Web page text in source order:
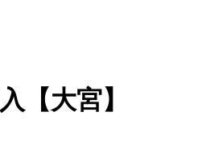
【大宮】